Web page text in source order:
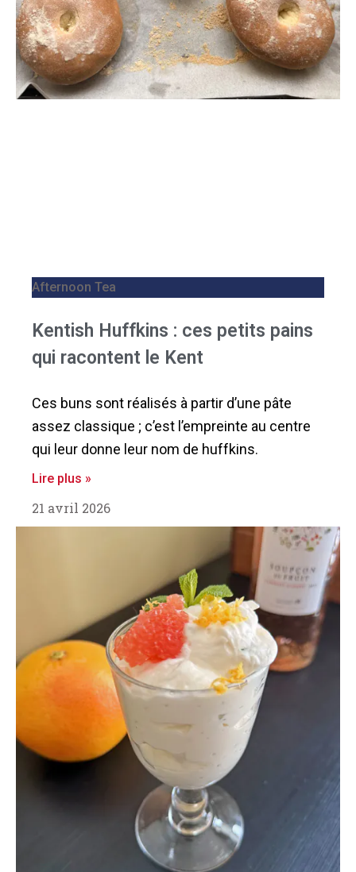
Afternoon Tea
Kentish Huffkins : ces petits pains
qui racontent le Kent
Ces buns sont réalisés à partir d’une pâte
assez classique ; c’est l’empreinte au centre
qui leur donne leur nom de huffkins.
Lire plus »
21 avril 2026